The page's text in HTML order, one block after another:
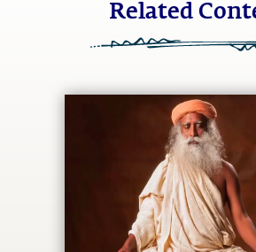
Related